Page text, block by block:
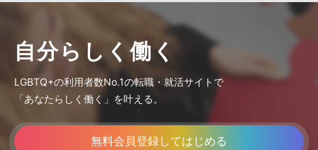
自分らしく働く
LGBTQ+の利用者数No.1の転職・就活サイトで
「あなたらしく働く」を叶える。
無料会員登録してはじめる